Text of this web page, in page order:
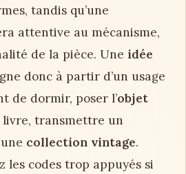
tandis qu’une
attentive au mécanisme,
de la pièce. Une idée
donc à partir d’un usage
de dormir, poser l’objet
livre, transmettre un
collection vintage.
les codes trop appuyés si